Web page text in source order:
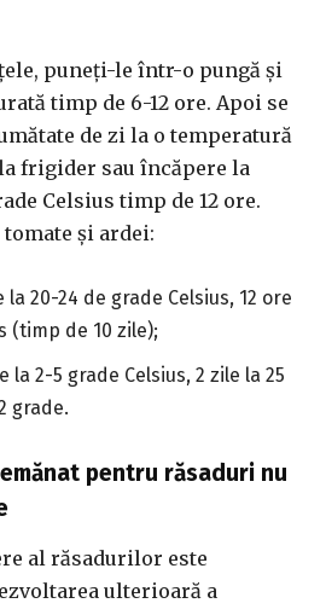
puneți-le într-o pungă și
timp de 6-12 ore. Apoi se
de zi la o temperatură
la frigider sau încăpere la
Celsius timp de 12 ore.
și ardei:
20-24 de grade Celsius, 12 ore
(timp de 10 zile);
la 2-5 grade Celsius, 2 zile la 25
grade.
pentru răsaduri nu
al răsadurilor este
ulterioară a